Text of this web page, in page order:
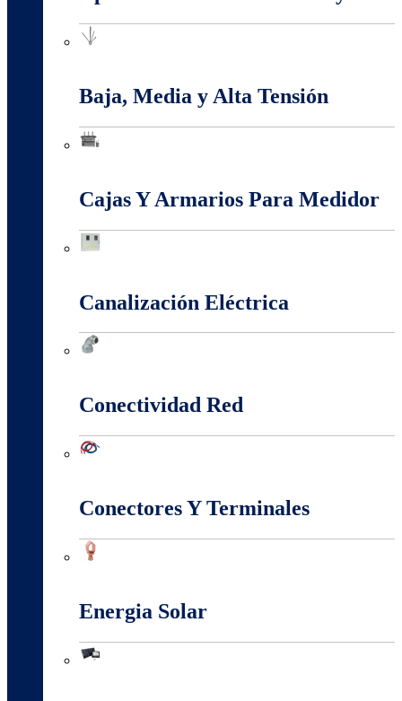
Baja, Media y Alta Tensión
Cajas Y Armarios Para Medidor
Canalización Eléctrica
Conectividad Red
Conectores Y Terminales
Energia Solar